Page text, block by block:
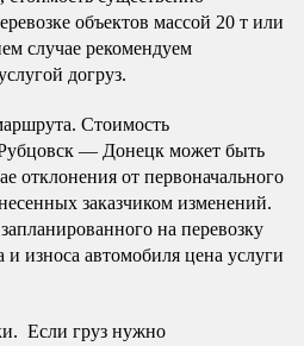
объектов массой 20 т или
случае рекомендуем
догруз.
Стоимость
— Донецк может быть
отклонения от первоначального
заказчиком изменений.
на перевозку
и износа автомобиля цена услуги
Если груз нужно